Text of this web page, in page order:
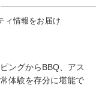
ィ情報をお届け
ングからBBQ、アス
体験を存分に堪能で